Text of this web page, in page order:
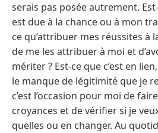
serais pas posée autrement.
est due à la chance ou à mon
ce qu’attribuer mes réussites à
de me les attribuer à moi et
mériter ? Est-ce que c’est en
le manque de légitimité que je
c’est l’occasion pour moi de
croyances et de vérifier si je
quelles ou en changer. Au